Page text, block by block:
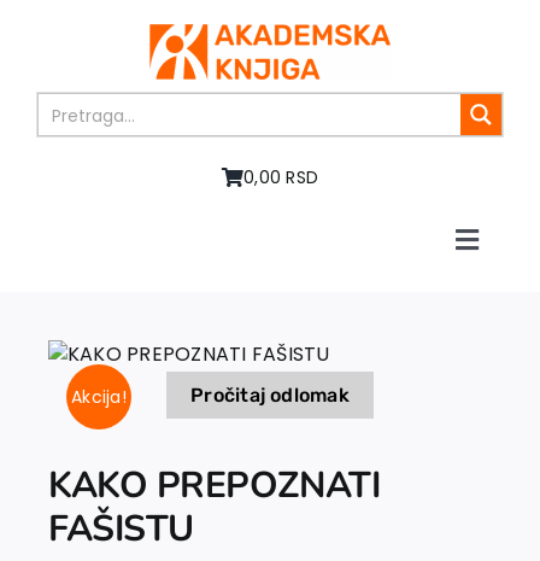
0,00 RSD
Toggle
Knjige
U pripremi
Autori
Vesti
EU PROJEKTI
Akcija! Pročitaj odlomak
KAKO PREPOZNATI
FAŠISTU